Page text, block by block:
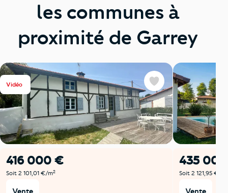
les communes à
proximité de Garrey
Vidéo
416 000 €
Soit 2 101,01 €/m2
Favoris
435
Soit 2 121,95 €/m